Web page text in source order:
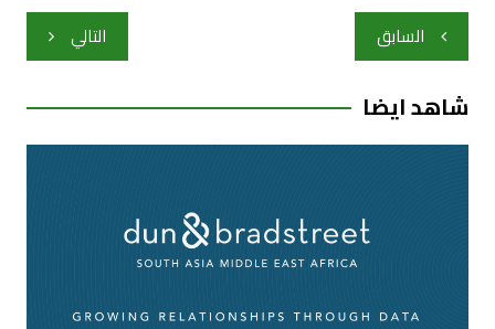
تصفّح
المقالات
السابق التالي
شاهد ايضا